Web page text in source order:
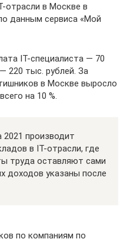
отрасли в Москве в
данным сервиса «Мой
IT-специалиста — 70
220 тыс. рублей. За
в Москве выросло
на 10 %.
2021 производит
в IT-отрасли, где
труда оставляют сами
доходов указаны после
по компаниям по